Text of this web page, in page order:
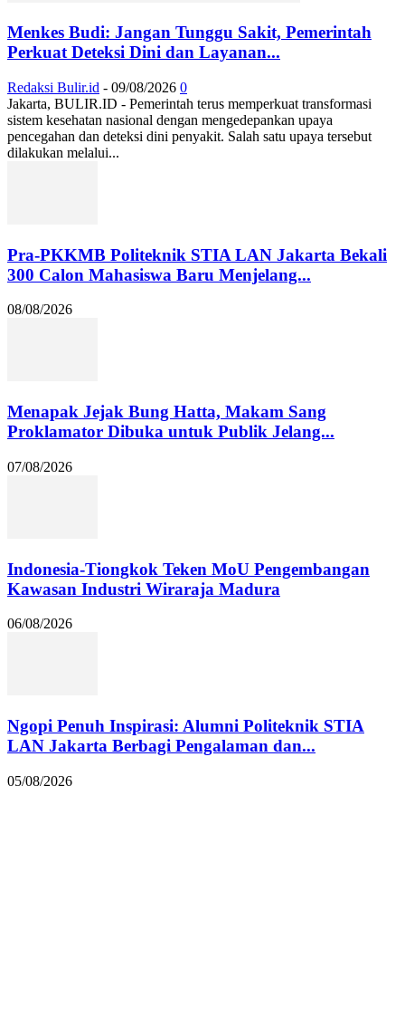
Menkes Budi: Jangan Tunggu Sakit, Pemerintah
Perkuat Deteksi Dini dan Layanan...
Redaksi Bulir.id - 09/08/2026 0
Jakarta, BULIR.ID - Pemerintah terus memperkuat transformasi
sistem kesehatan nasional dengan mengedepankan upaya
pencegahan dan deteksi dini penyakit. Salah satu upaya tersebut
dilakukan melalui...
Pra-PKKMB Politeknik STIA LAN Jakarta Bekali
300 Calon Mahasiswa Baru Menjelang...
08/08/2026
Menapak Jejak Bung Hatta, Makam Sang
Proklamator Dibuka untuk Publik Jelang...
07/08/2026
Indonesia-Tiongkok Teken MoU Pengembangan
Kawasan Industri Wiraraja Madura
06/08/2026
Ngopi Penuh Inspirasi: Alumni Politeknik STIA
LAN Jakarta Berbagi Pengalaman dan...
05/08/2026